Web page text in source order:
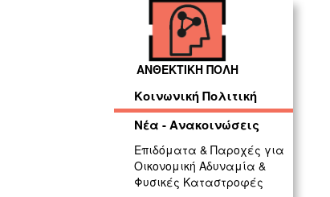
ΑΝΘΕΚΤΙΚΗ ΠΟΛΗ
Κοινωνική Πολιτική
Νέα - Ανακοινώσεις
Επιδόματα & Παροχές για
Οικονομική Αδυναμία &
Φυσικές Καταστροφές